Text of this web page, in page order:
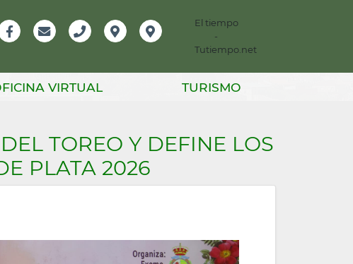
Información
El tiempo
-
Tutiempo.net
VIRTUAL TURISMO
TOREO Y DEFINE LOS
PLATA 2026